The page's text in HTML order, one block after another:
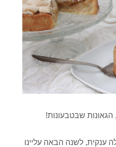
הגאונות שבטבעונות!
ענקית, לשנה הבאה עליינו